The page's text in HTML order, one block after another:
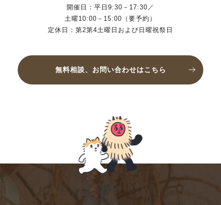
開催日：平日9:30－17:30／
土曜10:00－15:00（要予約）
定休日：第2第4土曜日および日曜祝祭日
無料相談、お問い合わせはこちら